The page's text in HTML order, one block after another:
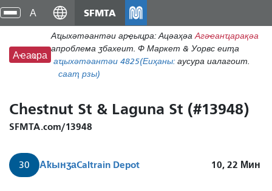
Аҵакы
хада
ахь
аиасра
SFMTA
Агәҽанҵарақәа
Аҵыхәтәантәи арҿыцра: Ацәаҳәа
апроблема ӡбахеит. Ф Маркет & Уорвс еиҭа
аусура иалагоит.
(Еиҳаны:
25
аҵыхәтәантәи 48
сааҭ рзы)
Аҽаҩра
Chestnut St & Laguna St (#13948)
SFMTA.com/13948
30 АҟынӡаCaltrain Depot 10, 22 Мин